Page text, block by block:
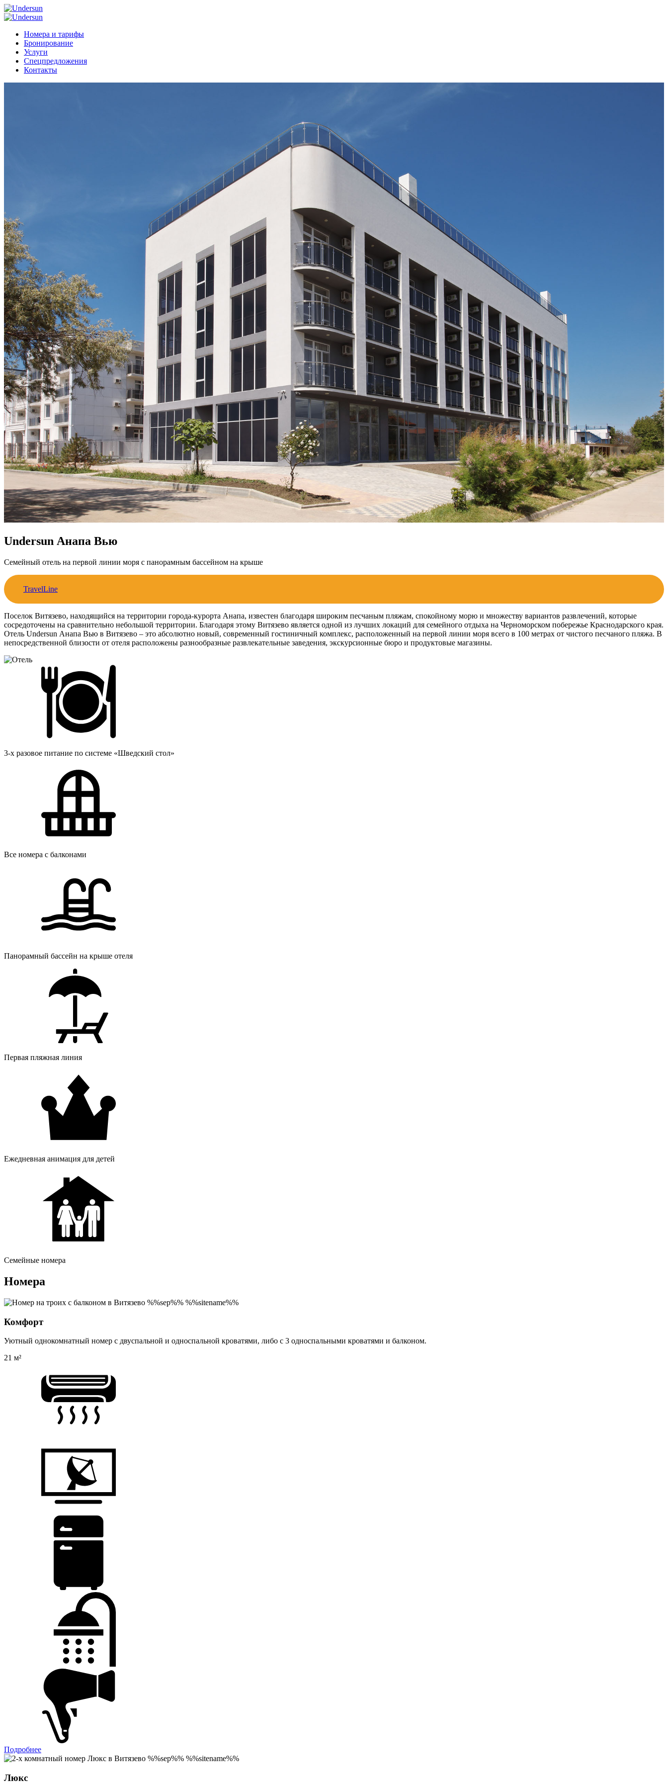
Номера и тарифы
Бронирование
Услуги
Спецпредложения
Контакты
Undersun Анапа Вью
Семейный отель на первой линии моря с панорамным бассейном на крыше
TravelLine
Поселок Витязево, находящийся на территории города-курорта Анапа, известен благодаря широким песчаным пляжам, спокойному морю и множеству вариантов развлечений, которые
сосредоточены на сравнительно небольшой территории. Благодаря этому Витязево является одной из лучших локаций для семейного отдыха на Черноморском побережье Краснодарского края.
Отель Undersun Анапа Вью в Витязево – это абсолютно новый, современный гостиничный комплекс, расположенный на первой линии моря всего в 100 метрах от чистого песчаного пляжа. В
непосредственной близости от отеля расположены разнообразные развлекательные заведения, экскурсионные бюро и продуктовые магазины.
3-х разовое питание по системе «Шведский стол»
Все номера с балконами
Панорамный бассейн на крыше отеля
Первая пляжная линия
Ежедневная анимация для детей
Семейные номера
Номера
Комфорт
Уютный однокомнатный номер с двуспальной и односпальной кроватями, либо с 3 односпальными кроватями и балконом.
21 м²
Подробнее
Люкс